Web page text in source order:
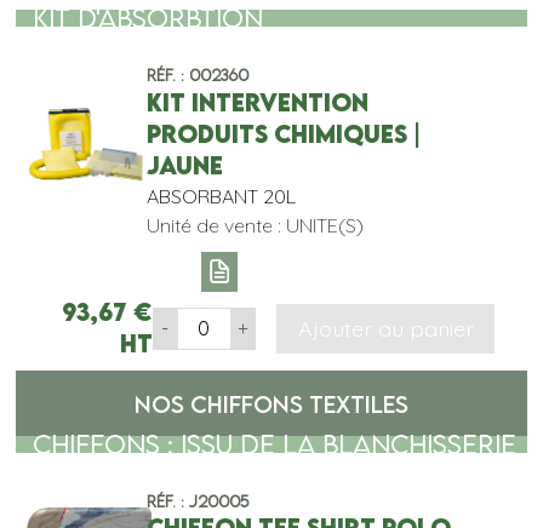
KIT D'ABSORBTION
Réf. : 002360
KIT INTERVENTION
PRODUITS CHIMIQUES |
JAUNE
ABSORBANT 20L
Unité de vente : UNITE(S)
93,67 €
HT
- + Ajouter au panier
NOS CHIFFONS TEXTILES
CHIFFONS : ISSU DE LA BLANCHISSERIE
Réf. : J20005